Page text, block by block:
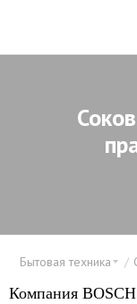
Бытовая техника
Компания